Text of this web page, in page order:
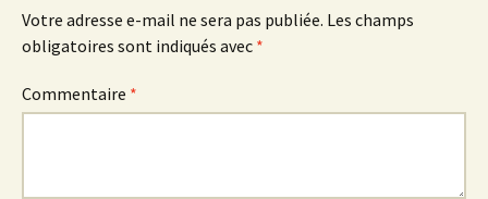
Votre adresse e-mail ne sera pas publiée. Les champs
obligatoires sont indiqués avec *
Commentaire *